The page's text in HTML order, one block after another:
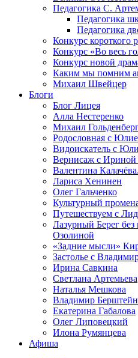
Педагогика С.
Педагогика
Педагогика
Конкурс короткого
Конкурс «Во весь
Конкурс новой
Каким мы помним
Михаил Швейцер
Блоги
Блог Лицея
Алла Нестеренко
Михаил
Родословная с
Видоискатель с
Вернисаж с Ириной
Валентина
Лариса Хенинен
Олег Гальченко
Культурный
Путешествуем с
Лазурный Берег
Озолиной
«Задние мысли»
Застолье с
Ирина Савкина
Светлана Артемьева
Наталья Мешкова
Владимир Берштейн
Екатерина Габалова
Олег Липовецкий
Илона Румянцева
Афиша